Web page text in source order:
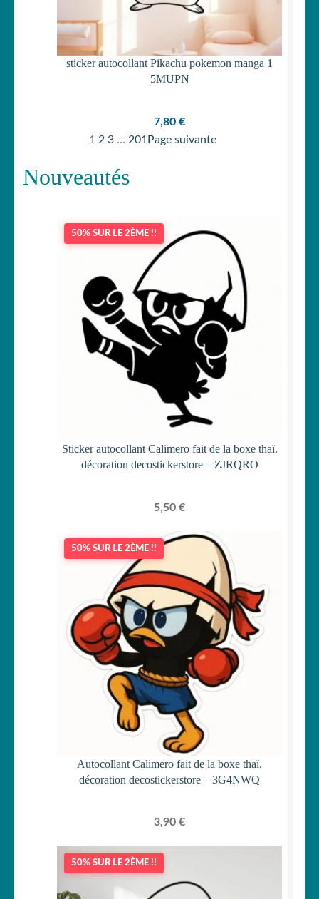
sticker autocollant Pikachu pokemon manga 1
5MUPN
7,80 €
1 2 3 … 201 Page suivante
Nouveautés
50% SUR LE 2ÈME !!
Sticker autocollant Calimero fait de la boxe thaï.
décoration decostickerstore – ZJRQRO
5,50 €
50% SUR LE 2ÈME !!
Autocollant Calimero fait de la boxe thaï.
décoration decostickerstore – 3G4NWQ
3,90 €
50% SUR LE 2ÈME !!